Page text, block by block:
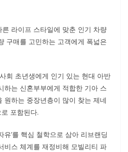
라이프 스타일에 맞춘 인기 차량
구매를 고민하는 고객에게 폭넓은
회 초년생에게 인기 있는 현대 아반
하는 신혼부부에게 적합한 기아 스
원하는 중장년층이 많이 찾는 제네
포함된다.
유’를 핵심 철학으로 삼아 리브랜딩
비스 체계를 재정비해 모빌리티 파